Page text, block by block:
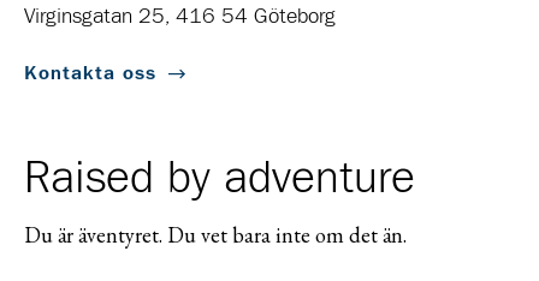
Virginsgatan 25, 416 54 Göteborg
Kontakta oss
Raised by adventure
Du är äventyret. Du vet bara inte om det än.